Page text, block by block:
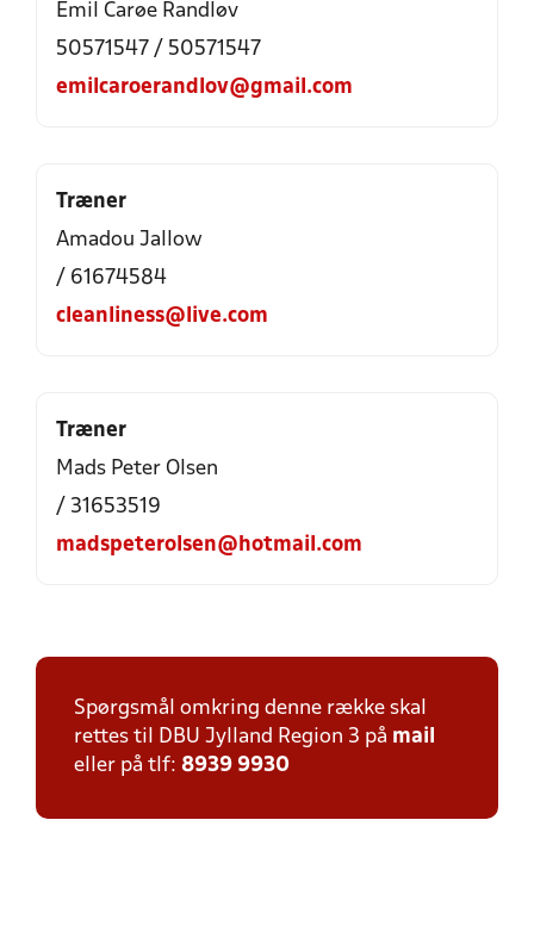
Emil Carøe Randløv
50571547 / 50571547
emilcaroerandlov@gmail.com
Træner
Amadou Jallow
/ 61674584
cleanliness@live.com
Træner
Mads Peter Olsen
/ 31653519
madspeterolsen@hotmail.com
Spørgsmål omkring denne række skal
rettes til DBU Jylland Region 3 på mail
eller på tlf: 8939 9930